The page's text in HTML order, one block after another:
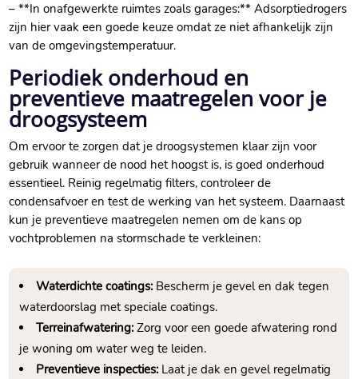
– **In onafgewerkte ruimtes zoals garages:** Adsorptiedrogers
zijn hier vaak een goede keuze omdat ze niet afhankelijk zijn
van de omgevingstemperatuur.​
Periodiek onderhoud en
preventieve maatregelen voor je
droogsysteem
Om ervoor te zorgen dat je droogsystemen klaar zijn voor
gebruik wanneer de nood het hoogst is, is goed onderhoud
essentieel.​ Reinig regelmatig filters, controleer de
condensafvoer en test de werking van het systeem.​ Daarnaast
kun je preventieve maatregelen nemen om de kans op
vochtproblemen na stormschade te verkleinen:
Waterdichte coatings:Bescherm je gevel en dak tegen
waterdoorslag met speciale coatings.​
Terreinafwatering:Zorg voor een goede afwatering rond
je woning om water weg te leiden.​
Preventieve inspecties:Laat je dak en gevel regelmatig